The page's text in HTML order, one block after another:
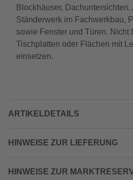
Blockhäuser, Dachuntersichten,
Ständerwerk im Fachwerkbau,
sowie Fenster und Türen. Nicht
Tischplatten oder Flächen mit
einsetzen.
ARTIKELDETAILS
HINWEISE ZUR LIEFERUNG
HINWEISE ZUR